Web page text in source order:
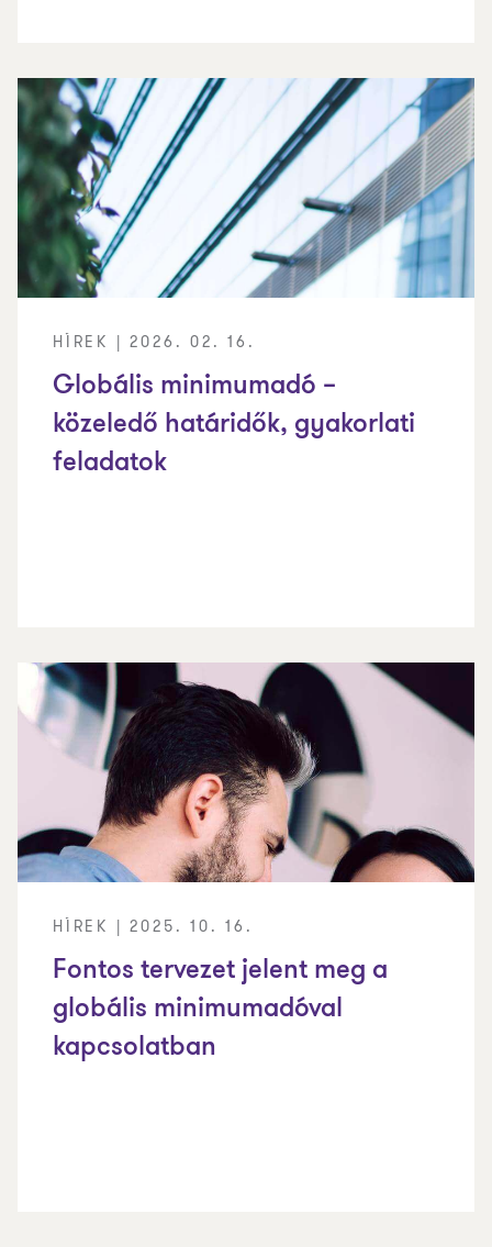
HÍREK | 2026. 02. 16.
Globális minimumadó –
közeledő határidők, gyakorlati
feladatok
HÍREK | 2025. 10. 16.
Fontos tervezet jelent meg a
globális minimumadóval
kapcsolatban